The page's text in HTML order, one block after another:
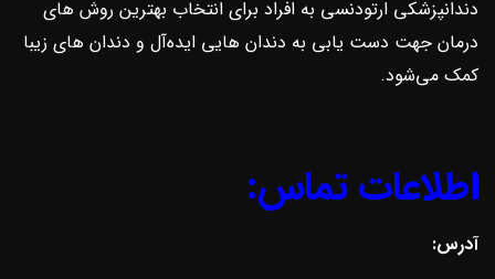
دندانپزشکی ارتودنسی به افراد برای انتخاب بهترین روش ‌های
درمان جهت دست یابی به دندان هایی ایده‌آل و دندان های زیبا
کمک می‌شود.
اطلاعات تماس:
آدرس: